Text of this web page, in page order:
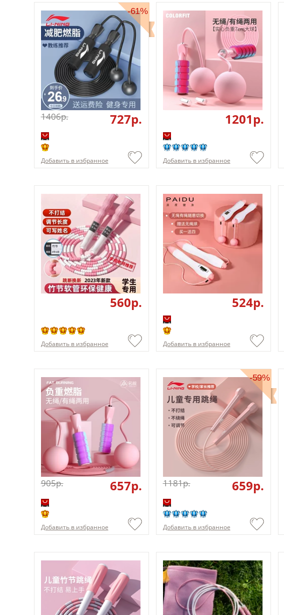
-61%
1406p. 727p.
Добавить в избранное
1201p.
Добавить в избранное
560p.
Добавить в избранное
524p.
Добавить в избранное
905p. 657p.
Добавить в избранное
-59%
1181p. 659p.
Добавить в избранное